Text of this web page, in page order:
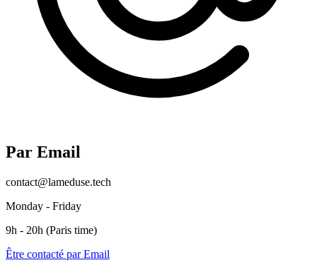
Par Email
contact@lameduse.tech
Monday - Friday
9h - 20h (Paris time)
Être contacté par Email